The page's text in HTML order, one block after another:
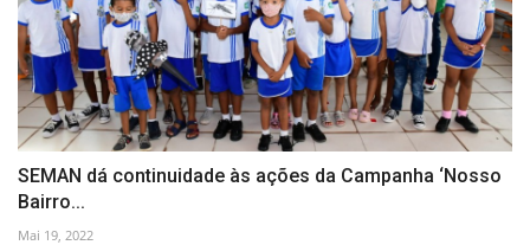
SEMAN dá continuidade às ações da Campanha ‘Nosso
Bairro...
Mai 19, 2022